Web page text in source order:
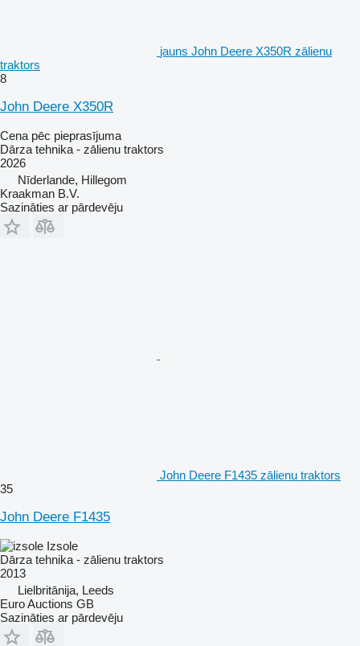
jauns John Deere X350R zālienu
traktors
8
John Deere X350R
Cena pēc pieprasījuma
Dārza tehnika - zālienu traktors
2026
Nīderlande, Hillegom
Kraakman B.V.
Sazināties ar pārdevēju
John Deere F1435 zālienu traktors
35
John Deere F1435
Izsole
Dārza tehnika - zālienu traktors
2013
Lielbritānija, Leeds
Euro Auctions GB
Sazināties ar pārdevēju